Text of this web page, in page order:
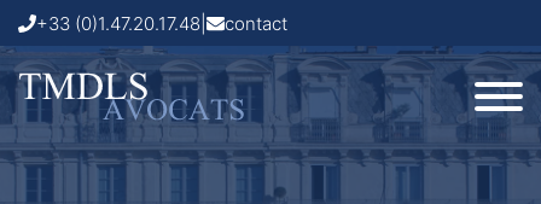
+33 (0)1.47.20.17.48 contact